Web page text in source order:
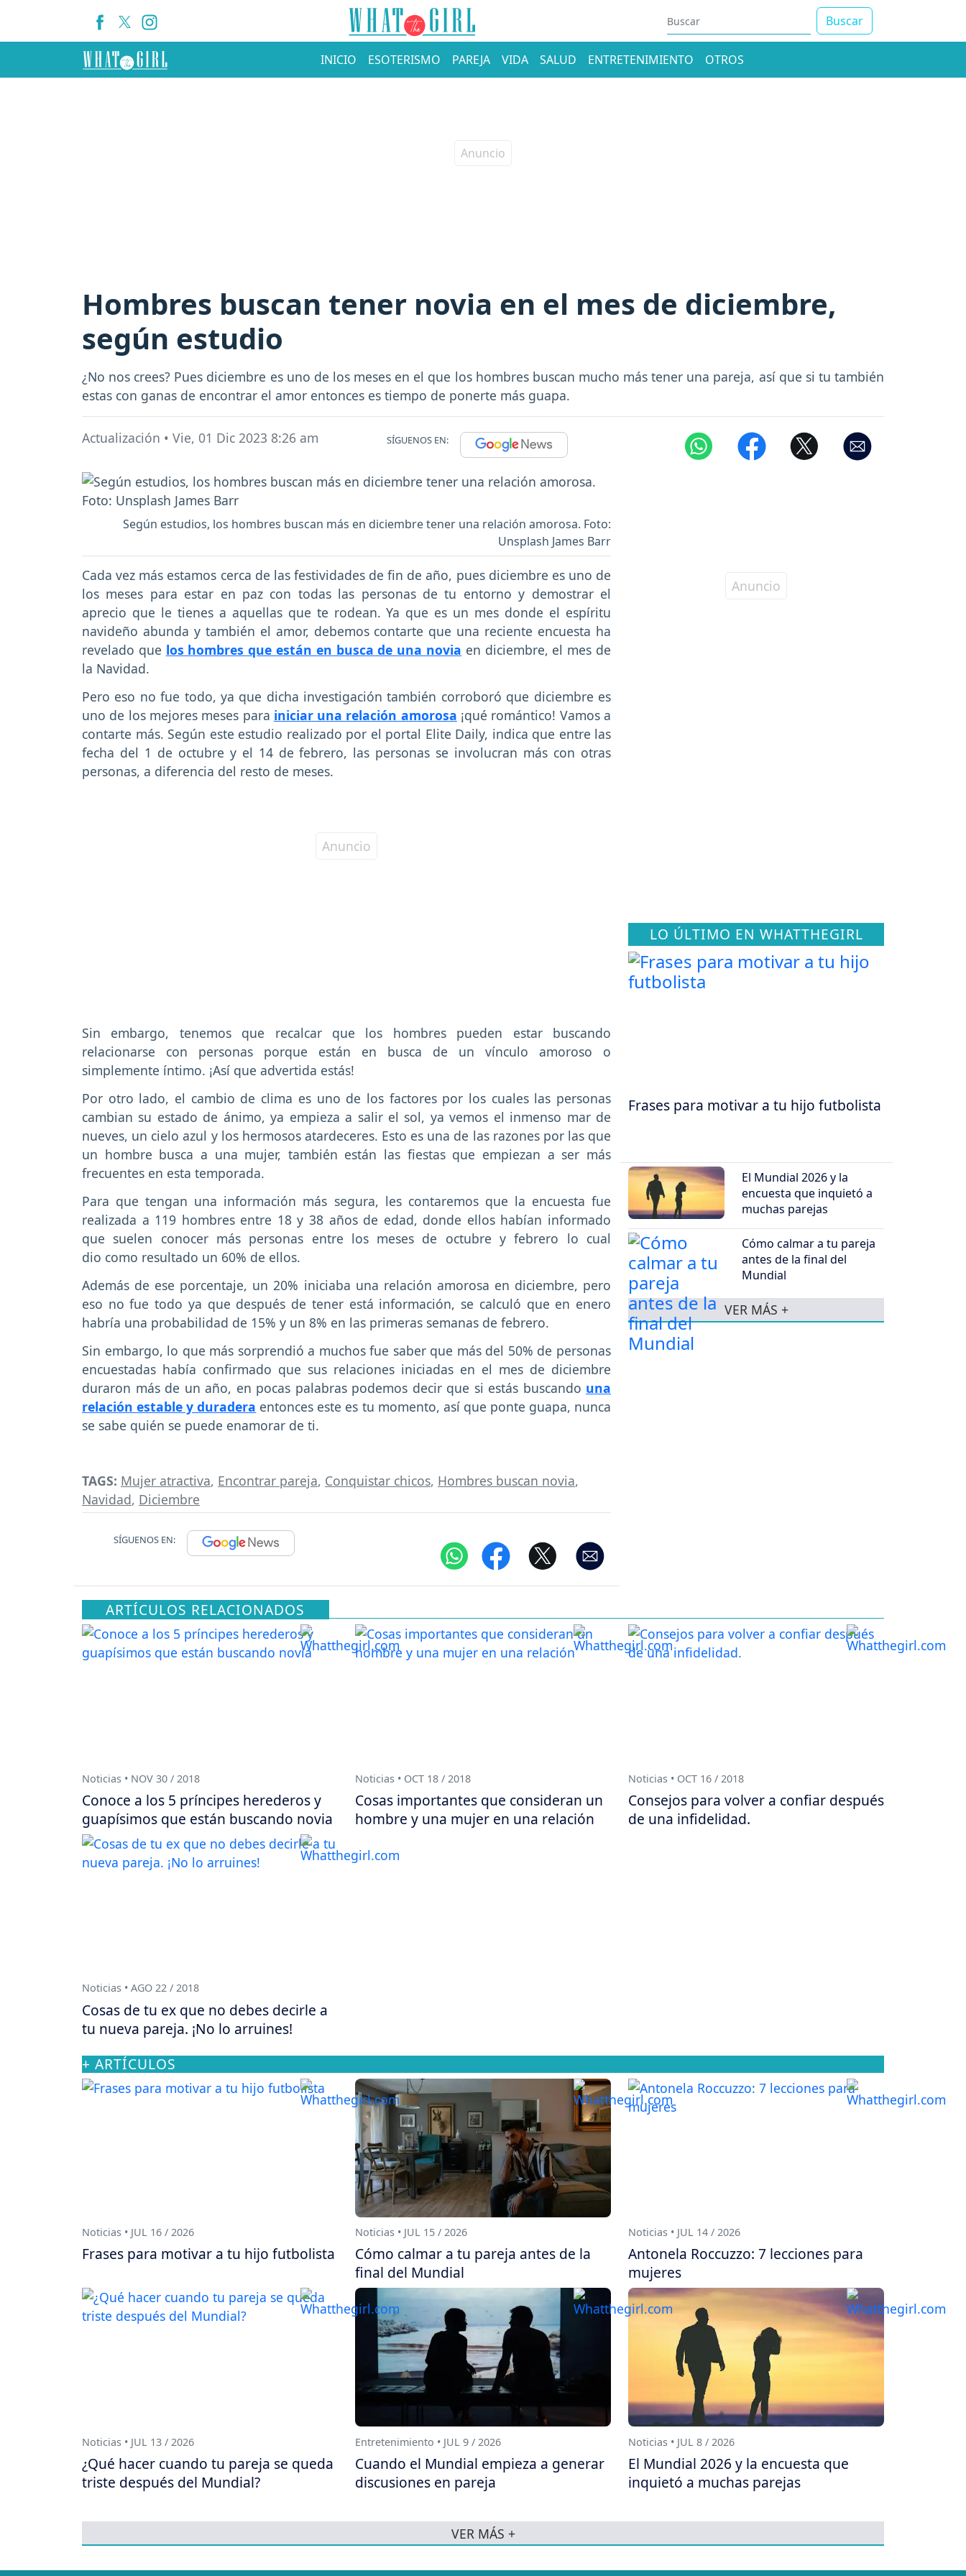
Buscar
INICIO ESOTERISMO PAREJA VIDA SALUD ENTRETENIMIENTO OTROS
Hombres buscan tener novia en el mes de diciembre,
según estudio
¿No nos crees? Pues diciembre es uno de los meses en el que los hombres buscan mucho más tener una pareja, así que si tu también
estas con ganas de encontrar el amor entonces es tiempo de ponerte más guapa.
Actualización • Vie, 01 Dic 2023 8:26 am SÍGUENOS EN:
Según estudios, los hombres buscan más en diciembre tener una relación amorosa. Foto:
Unsplash James Barr
Cada vez más estamos cerca de las festividades de fin de año, pues diciembre es uno de
los meses para estar en paz con todas las personas de tu entorno y demostrar el
aprecio que le tienes a aquellas que te rodean. Ya que es un mes donde el espíritu
navideño abunda y también el amor, debemos contarte que una reciente encuesta ha
revelado que los hombres que están en busca de una novia en diciembre, el mes de
la Navidad.
Pero eso no fue todo, ya que dicha investigación también corroboró que diciembre es
uno de los mejores meses para iniciar una relación amorosa ¡qué romántico! Vamos a
contarte más. Según este estudio realizado por el portal Elite Daily, indica que entre las
fecha del 1 de octubre y el 14 de febrero, las personas se involucran más con otras
personas, a diferencia del resto de meses.
Sin embargo, tenemos que recalcar que los hombres pueden estar buscando
relacionarse con personas porque están en busca de un vínculo amoroso o
simplemente íntimo. ¡Así que advertida estás!
Por otro lado, el cambio de clima es uno de los factores por los cuales las personas
cambian su estado de ánimo, ya empieza a salir el sol, ya vemos el inmenso mar de
nueves, un cielo azul y los hermosos atardeceres. Esto es una de las razones por las que
un hombre busca a una mujer, también están las fiestas que empiezan a ser más
frecuentes en esta temporada.
Para que tengan una información más segura, les contaremos que la encuesta fue
realizada a 119 hombres entre 18 y 38 años de edad, donde ellos habían informado
que suelen conocer más personas entre los meses de octubre y febrero lo cual
dio como resultado un 60% de ellos.
Además de ese porcentaje, un 20% iniciaba una relación amorosa en diciembre, pero
eso no fue todo ya que después de tener está información, se calculó que en enero
habría una probabilidad de 15% y un 8% en las primeras semanas de febrero.
Sin embargo, lo que más sorprendió a muchos fue saber que más del 50% de personas
encuestadas había confirmado que sus relaciones iniciadas en el mes de diciembre
duraron más de un año, en pocas palabras podemos decir que si estás buscando una
relación estable y duradera entonces este es tu momento, así que ponte guapa, nunca
se sabe quién se puede enamorar de ti.
TAGS: Mujer atractiva, Encontrar pareja, Conquistar chicos, Hombres buscan novia,
Navidad, Diciembre
SÍGUENOS EN:
LO ÚLTIMO EN WHATTHEGIRL
Frases para motivar a tu hijo futbolista
El Mundial 2026 y la
encuesta que inquietó a
muchas parejas
Cómo calmar a tu pareja
antes de la final del
Mundial
VER MÁS +
ARTÍCULOS RELACIONADOS
Noticias • NOV 30 / 2018
Conoce a los 5 príncipes herederos y
guapísimos que están buscando novia
Noticias • OCT 18 / 2018
Cosas importantes que consideran un
hombre y una mujer en una relación
Noticias • OCT 16 / 2018
Consejos para volver a confiar después
de una infidelidad.
Noticias • AGO 22 / 2018
Cosas de tu ex que no debes decirle a
tu nueva pareja. ¡No lo arruines!
+ ARTÍCULOS
Noticias • JUL 16 / 2026
Frases para motivar a tu hijo futbolista
Noticias • JUL 15 / 2026
Cómo calmar a tu pareja antes de la
final del Mundial
Noticias • JUL 14 / 2026
Antonela Roccuzzo: 7 lecciones para
mujeres
Noticias • JUL 13 / 2026
¿Qué hacer cuando tu pareja se queda
triste después del Mundial?
Entretenimiento • JUL 9 / 2026
Cuando el Mundial empieza a generar
discusiones en pareja
Noticias • JUL 8 / 2026
El Mundial 2026 y la encuesta que
inquietó a muchas parejas
VER MÁS +